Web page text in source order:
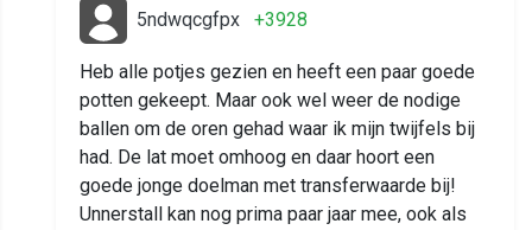
5ndwqcgfpx +3928
Heb alle potjes gezien en heeft een paar goede
potten gekeept. Maar ook wel weer de nodige
ballen om de oren gehad waar ik mijn twijfels bij
had. De lat moet omhoog en daar hoort een
goede jonge doelman met transferwaarde bij!
Unnerstall kan nog prima paar jaar mee, ook als